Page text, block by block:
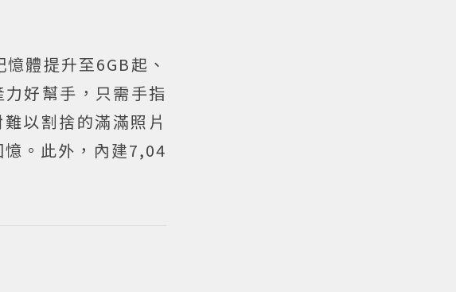
體提升至6GB起、
好幫手，只需手指
以割捨的滿滿照片
。此外，內建7,04